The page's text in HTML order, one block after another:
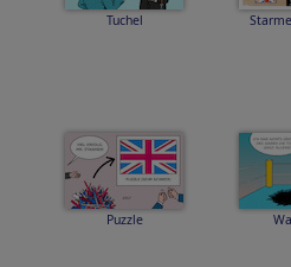
Tuchel
Puzzle